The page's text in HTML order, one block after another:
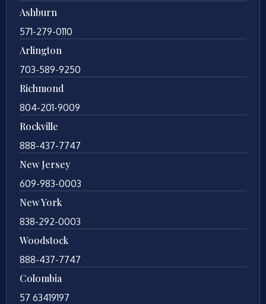
Ashburn
571-279-0110
Arlington
703-589-9250
Richmond
804-201-9009
Rockville
888-437-7747
New Jersey
609-983-0003
New York
838-292-0003
Woodstock
888-437-7747
Colombia
57 63419197